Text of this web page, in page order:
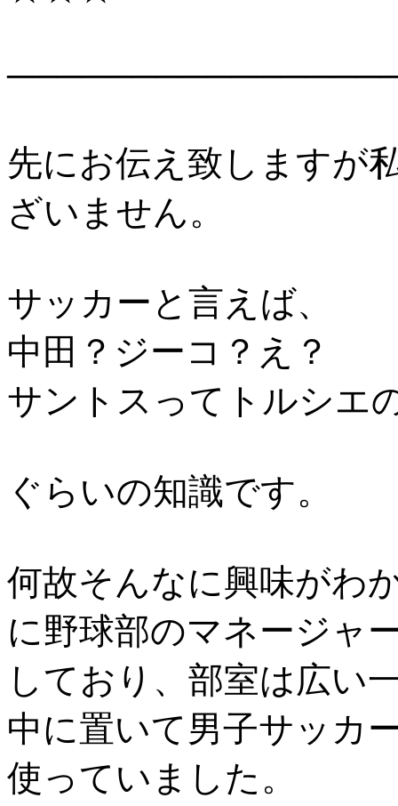
先にお伝え致しますが
ざいません。
サッカーと言えば、
中田？ジーコ？え？
サントスってトルシエ
ぐらいの知識です。
何故そんなに興味がわ
に野球部のマネージャ
しており、部室は広い
中に置いて男子サッカ
使っていました。